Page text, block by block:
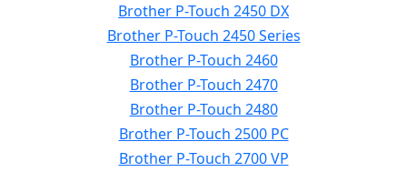
Brother P-Touch 2450 DX
Brother P-Touch 2450 Series
Brother P-Touch 2460
Brother P-Touch 2470
Brother P-Touch 2480
Brother P-Touch 2500 PC
Brother P-Touch 2700 VP